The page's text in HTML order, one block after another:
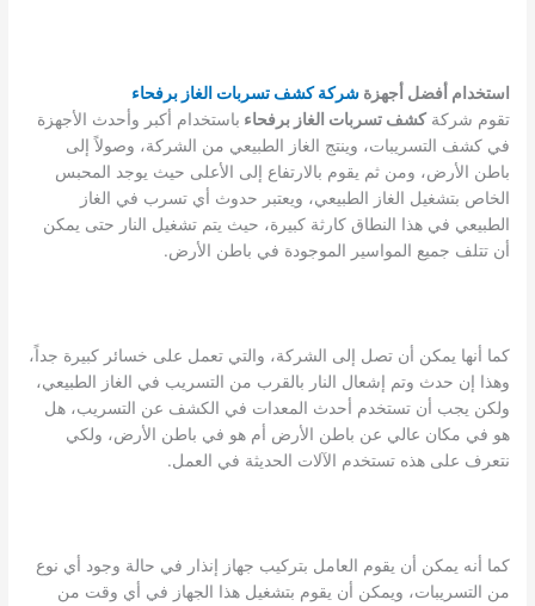
استخدام أفضل أجهزةشركة كشف تسربات الغاز برفحاء
تقوم شركةكشف تسربات الغاز برفحاء باستخدام أكبر وأحدث الأجهزة
في كشف التسريبات، وينتج الغاز الطبيعي من الشركة، وصولاً إلى
باطن الأرض، ومن ثم يقوم بالارتفاع إلى الأعلى حيث يوجد المحبس
الخاص بتشغيل الغاز الطبيعي، ويعتبر حدوث أي تسرب في الغاز
الطبيعي في هذا النطاق كارثة كبيرة، حيث يتم تشغيل النار حتى يمكن
أن تتلف جميع المواسير الموجودة في باطن الأرض.
كما أنها يمكن أن تصل إلى الشركة، والتي تعمل على خسائر كبيرة جداً،
وهذا إن حدث وتم إشعال النار بالقرب من التسريب في الغاز الطبيعي،
ولكن يجب أن تستخدم أحدث المعدات في الكشف عن التسريب، هل
هو في مكان عالي عن باطن الأرض أم هو في باطن الأرض، ولكي
نتعرف على هذه تستخدم الآلات الحديثة في العمل.
كما أنه يمكن أن يقوم العامل بتركيب جهاز إنذار في حالة وجود أي نوع
من التسريبات، ويمكن أن يقوم بتشغيل هذا الجهاز في أي وقت من